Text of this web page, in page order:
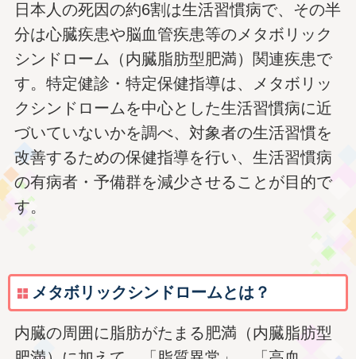
日本人の死因の約6割は生活習慣病で、その半
分は心臓疾患や脳血管疾患等のメタボリック
シンドローム（内臓脂肪型肥満）関連疾患で
す。特定健診・特定保健指導は、メタボリッ
クシンドロームを中心とした生活習慣病に近
づいていないかを調べ、対象者の生活習慣を
改善するための保健指導を行い、生活習慣病
の有病者・予備群を減少させることが目的で
す。
メタボリックシンドロームとは？
内臓の周囲に脂肪がたまる肥満（内臓脂肪型